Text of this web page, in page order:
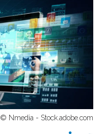
© Nmedia - Stock.adobe.com